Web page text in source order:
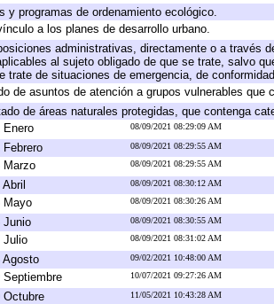
y programas de ordenamiento ecológico.
a los planes de desarrollo urbano.
administrativas, directamente o a través
al sujeto obligado de que se trate, salvo
trate de situaciones de emergencia, de
de asuntos de atención a grupos vulnerables
de áreas naturales protegidas, que contenga
Enero
08/09/2021 08:29:09 AM
Febrero 08/09/2021 08:29:55 AM
Marzo 08/09/2021 08:29:55 AM
08/09/2021 08:30:12 AM
Mayo 08/09/2021 08:30:26 AM
Junio 08/09/2021 08:30:55 AM
Julio 08/09/2021 08:31:02 AM
Agosto 09/02/2021 10:48:00 AM
Septiembre 10/07/2021 09:27:26 AM
Octubre 11/05/2021 10:43:28 AM